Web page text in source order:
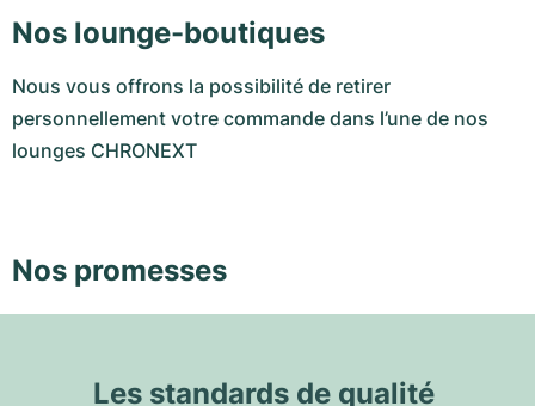
Nos lounge-boutiques
Nous vous offrons la possibilité de retirer
personnellement votre commande dans l’une de nos
lounges CHRONEXT
Nos promesses
Les standards de qualité